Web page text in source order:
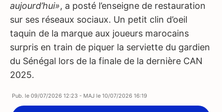
aujourd’hui», a posté l’enseigne de restauration
sur ses réseaux sociaux. Un petit clin d’oeil
taquin de la marque aux joueurs marocains
surpris en train de piquer la serviette du gardien
du Sénégal lors de la finale de la dernière CAN
2025.
Pub. le 09/07/2026 12:23 - MAJ le 10/07/2026 16:19